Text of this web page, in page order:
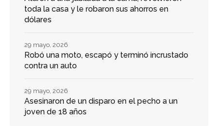
toda la casa y le robaron sus ahorros en
dólares
Robó una moto, escapó y terminó incrustado
contra un auto
29 mayo, 2026
Asesinaron de un disparo en el pecho a un
joven de 18 años
29 mayo, 2026